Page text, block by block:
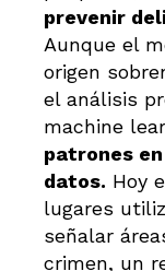
prevenir
Aunque el
origen
el análisis
machine
patrones
datos. Hoy
lugares
señalar
crimen, un